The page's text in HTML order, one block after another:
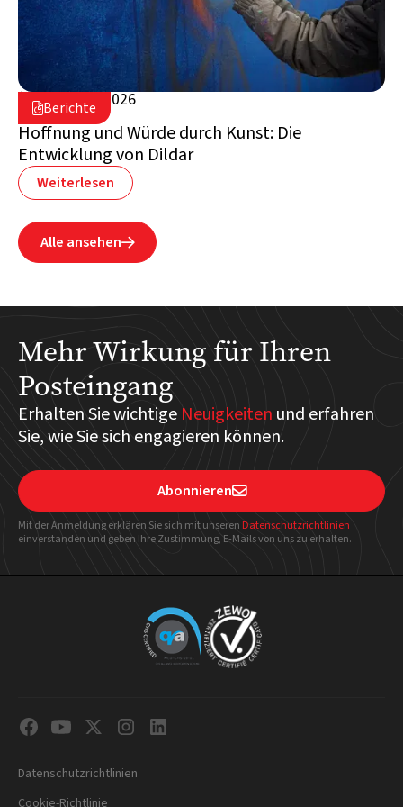
Berichte
28. Januar 2026
Schweiz
Hoffnung und Würde durch Kunst: Die
Entwicklung von Dildar
Weiterlesen
Alle ansehen
Mehr Wirkung für Ihren
Posteingang
Erhalten Sie wichtige Neuigkeiten und erfahren
Sie, wie Sie sich engagieren können.
Abonnieren
Mit der Anmeldung erklären Sie sich mit unseren Datenschutzrichtlinien
einverstanden und geben Ihre Zustimmung, E-Mails von uns zu erhalten.
Datenschutzrichtlinien